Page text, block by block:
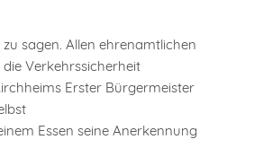
sagen. Allen ehrenamtlichen
Verkehrssicherheit
Erster Bürgermeister
Essen seine Anerkennung